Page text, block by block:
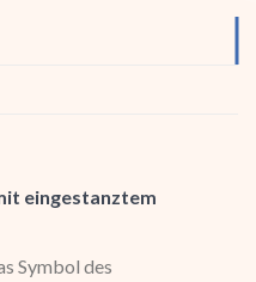
eingestanztem
Symbol des